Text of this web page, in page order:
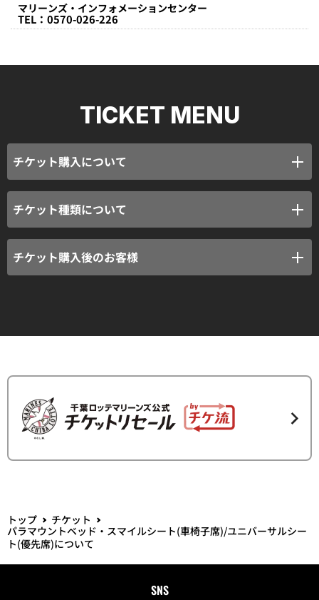
マリーンズ・インフォメーションセンター
TEL：0570-026-226
TICKET MENU
チケット購入について
︎チケット種類について
チケット購入後のお客様
トップ
チケット
パラマウントベッド・スマイルシート(車椅子席)/ユニバーサルシー
ト(優先席)について
SNS